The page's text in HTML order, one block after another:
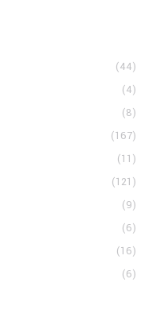
(44)
(4)
(8)
(167)
(11)
(121)
(9)
(6)
(16)
(6)